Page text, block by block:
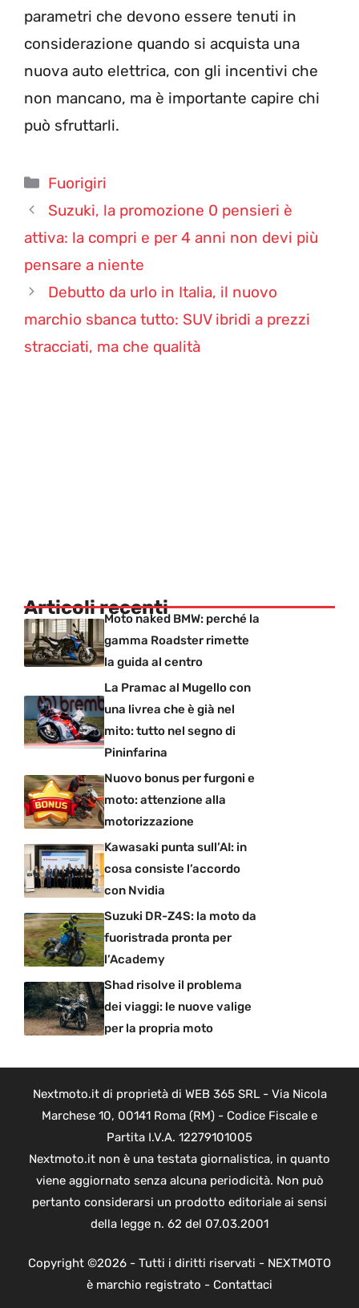
parametri che devono essere tenuti in
considerazione quando si acquista una
nuova auto elettrica, con gli incentivi che
non mancano, ma è importante capire chi
può sfruttarli.
Categorie
Fuorigiri
Suzuki, la promozione 0 pensieri è
attiva: la compri e per 4 anni non devi più
pensare a niente
Debutto da urlo in Italia, il nuovo
marchio sbanca tutto: SUV ibridi a prezzi
stracciati, ma che qualità
Articoli recentiMoto naked BMW: perché la
gamma Roadster rimette
la guida al centro
La Pramac al Mugello con
una livrea che è già nel
mito: tutto nel segno di
Pininfarina
Nuovo bonus per furgoni e
moto: attenzione alla
motorizzazione
Kawasaki punta sull’AI: in
cosa consiste l’accordo
con Nvidia
Suzuki DR-Z4S: la moto da
fuoristrada pronta per
l’Academy
Shad risolve il problema
dei viaggi: le nuove valige
per la propria moto
Nextmoto.it di proprietà di WEB 365 SRL - Via Nicola
Marchese 10, 00141 Roma (RM) - Codice Fiscale e
Partita I.V.A. 12279101005
Nextmoto.it non è una testata giornalistica, in quanto
viene aggiornato senza alcuna periodicità. Non può
pertanto considerarsi un prodotto editoriale ai sensi
della legge n. 62 del 07.03.2001
Copyright ©2026 - Tutti i diritti riservati - NEXTMOTO
è marchio registrato - Contattaci